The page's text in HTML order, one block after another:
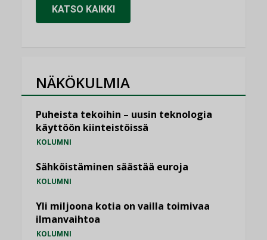
KATSO KAIKKI
NÄKÖKULMIA
Puheista tekoihin – uusin teknologia
käyttöön kiinteistöissä
KOLUMNI
Sähköistäminen säästää euroja
KOLUMNI
Yli miljoona kotia on vailla toimivaa
ilmanvaihtoa
KOLUMNI